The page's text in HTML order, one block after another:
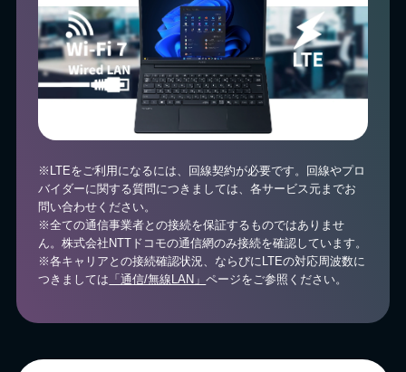
※LTEをご利用になるには、回線契約が必要です。回線やプロ
バイダーに関する質問につきましては、各サービス元までお
問い合わせください。
※全ての通信事業者との接続を保証するものではありませ
ん。株式会社NTTドコモの通信網のみ接続を確認しています。
※各キャリアとの接続確認状況、ならびにLTEの対応周波数に
つきましては 「通信/無線LAN」ページをご参照ください。